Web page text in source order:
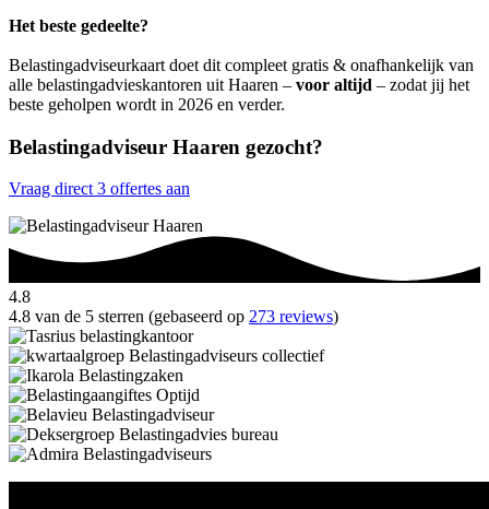
Het beste gedeelte?
Belastingadviseurkaart doet dit compleet gratis & onafhankelijk van
alle belastingadvieskantoren uit Haaren – voor altijd – zodat jij het
beste geholpen wordt in 2026 en verder.
Belastingadviseur Haaren gezocht?
Vraag direct 3 offertes aan
4.8
4.8 van de 5 sterren (gebaseerd op 273 reviews)